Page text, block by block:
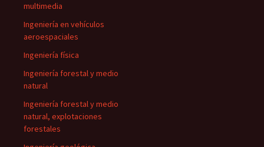
multimedia
Ingeniería en vehículos
aeroespaciales
Ingeniería física
Ingeniería forestal y medio
natural
Ingeniería forestal y medio
natural, explotaciones
forestales